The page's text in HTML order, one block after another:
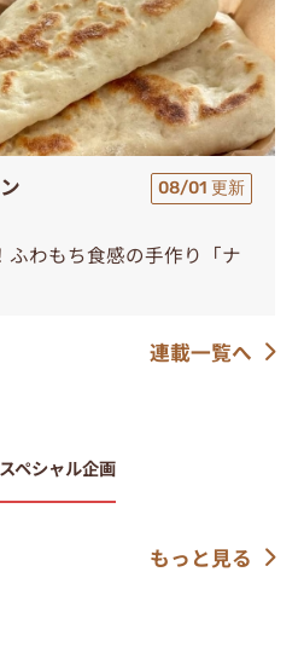
08/01 更新
ふわもち食感の手作り「ナ
連載一覧へ
スペシャル企画
もっと見る